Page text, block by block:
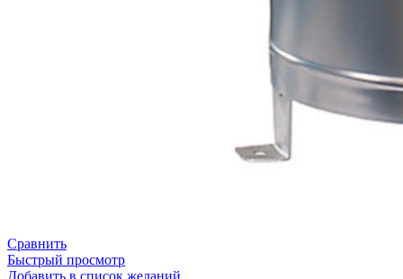
Сравнить
Быстрый просмотр
Добавить в список желаний